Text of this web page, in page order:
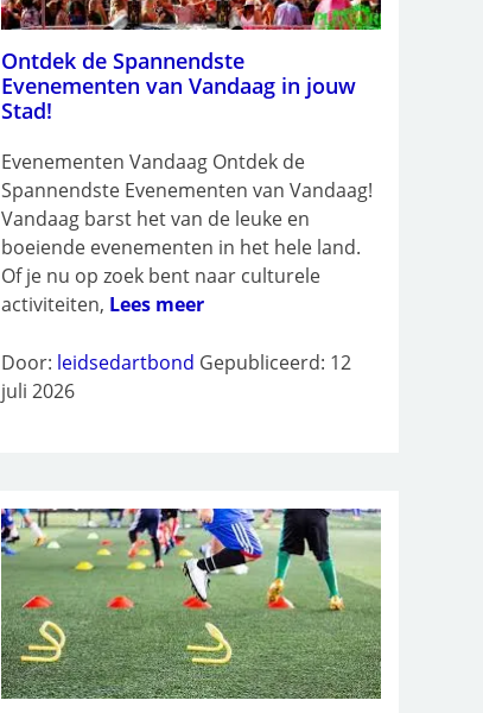
Ontdek de Spannendste
Evenementen van Vandaag in jouw
Stad!
Evenementen Vandaag Ontdek de
Spannendste Evenementen van Vandaag!
Vandaag barst het van de leuke en
boeiende evenementen in het hele land.
Of je nu op zoek bent naar culturele
activiteiten, Lees meer
Door: leidsedartbond Gepubliceerd: 12
juli 2026